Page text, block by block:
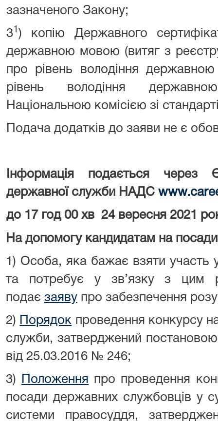
зазначеного Закону;
31 ) копію Державного
державною мовою (витяг з
про рівень володіння
рівень володіння
Національною комісією зі
Подача додатків до заяви не є
Інформація подається через
державної служби НАДС www.
до 17 год 00 хв 24вересня 2021
На допомогу кандидатам на
1) Особа, яка бажає взяти участь у
та потребує у зв’язку з цим
подає заяву про забезпечення
2)
Порядок проведення конкурсу
служби, затверджений постановою
від 25.03.2016 № 246;
3)
Положення про проведення
посади державних службовців у
системи правосуддя,